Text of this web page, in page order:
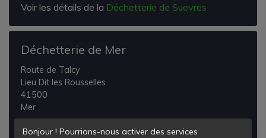
Voir les détails de la Déchetterie de Suevres
Déchetterie de Mer
Route de Talcy
Lieu Dit les Rousselles
41500
Mer
Voir les détails de laDéchetterie de Mer
Bonjour ! Pourrions-nous activer des services